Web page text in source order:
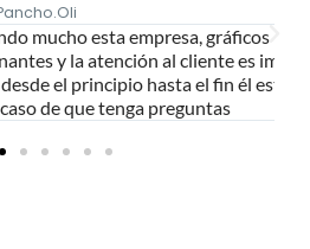
empresa, gráficos
al cliente es impresionante
hasta el fin él está ahí con
preguntas